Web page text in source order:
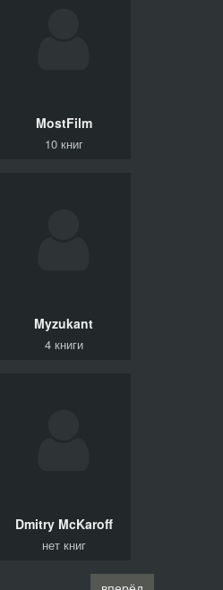
MostFilm
10 книг
Myzukant
4 книги
Dmitry McKaroff
нет книг